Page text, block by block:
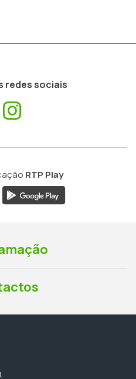
redes sociais
Facebook
RTP Play